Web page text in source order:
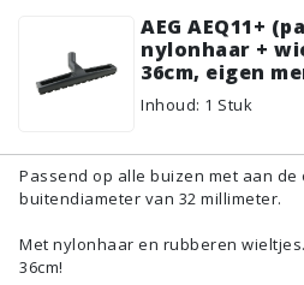
AEG AEQ11+
nylonhaar +
36cm, eigen
Inhoud: 1 Stuk
Passend op alle buizen met aan
buitendiameter van 32 millimeter.
Met nylonhaar en rubberen
36cm!